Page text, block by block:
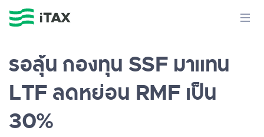
รอลุ้น กองทุน SSF มาแทน
LTF ลดหย่อน RMF เป็น
30%